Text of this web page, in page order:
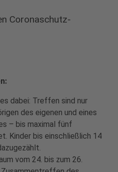
Coronaschutz-
dabei: Treffen sind nur
des eigenen und eines
– bis maximal fünf
Kinder bis einschließlich 14
vom 24. bis zum 26.